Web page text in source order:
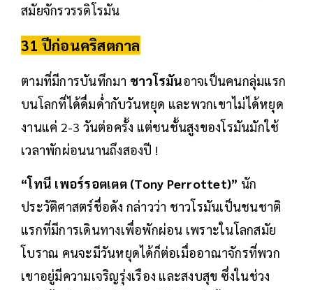
สมัยจักรวรรดิโรมัน
31 ปีก่อนคริสตกาล
ตามที่มีการบันทึกมา ชาวโรมันอาจเป็นคนกลุ่มแรก
บนโลกที่ได้ดื่มด่ำกับวันหยุด และพวกเขาไม่ได้หยุด
งานแค่ 2-3 วันต่อครั้ง แต่ชนชั้นสูงของโรมันมักใช้
เวลาพักผ่อนนานถึงสองปี !
“โทนี เพอร์รอตเตต (Tony Perrottet)” นัก
ประวัติศาสตร์ชื่อดัง กล่าวว่า ชาวโรมันเป็นชนชาติ
แรกที่มีการเดินทางเพื่อพักผ่อน เพราะในโลกสมัย
โบราณ คนจะมีวันหยุดได้ก็ต่อเมื่ออาณาจักรที่พวก
เขาอยู่มีความเจริญรุ่งเรือง และสงบสุข ซึ่งในช่วง